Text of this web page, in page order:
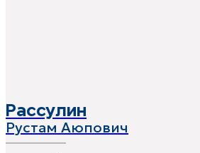
Рассулин
Рустам Аюпович